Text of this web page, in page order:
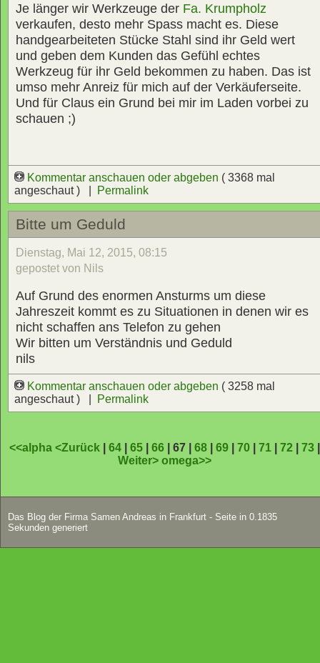
Je länger wir Werkzeuge der Fa. Krumpholz
verkaufen, desto mehr Spass macht es. Diese
handgearbeiteten Stücke Stahl sind ihr Geld wert
und geben dem Kunden das Gefühl echtes
Werkzeug für ihr Geld bekommen zu haben. Das ist
umso mehr Anreiz für mich auf der Verkäuferseite.
Und für Claus ein Grund bei mir im Laden vorbei zu
schauen ;)
Kommentar anschauen oder abgeben ( 3368 mal
angeschaut ) |
Permalink
Bitte um Geduld
Dienstag, Mai 12, 2015, 08:15
gepostet von Nils
Auf Grund des enormen Ansturms um diese
Jahreszeit kommt es zu Situationen in denen wir es
nicht schaffen ans Telefon zu gehen
Wir bitten um Verständnis und Geduld
nils
Kommentar anschauen oder abgeben ( 3258 mal
angeschaut ) |
Permalink
<<alpha<Zurück |64 |65 |66 | 67 |68 |69 |70 |71 |72 |73
Weiter>omega>>
Das Blog der Firma Samen Andreas in Frankfurt - Seite in 0.1835
Sekunden generiert